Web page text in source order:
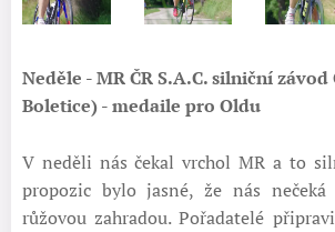
Neděle - MR ČR S.A.C. silniční
Boletice) - medaile pro Oldu
V neděli nás čekal vrchol MR a to
propozic bylo jasné, že nás nečeká
růžovou zahradou. Pořadatelé